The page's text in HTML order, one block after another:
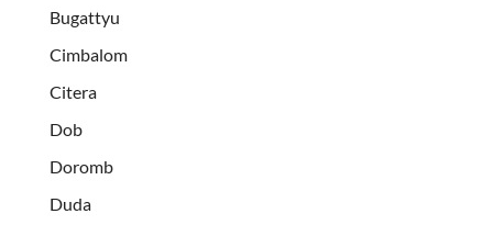
Bugattyu
Cimbalom
Citera
Dob
Doromb
Duda